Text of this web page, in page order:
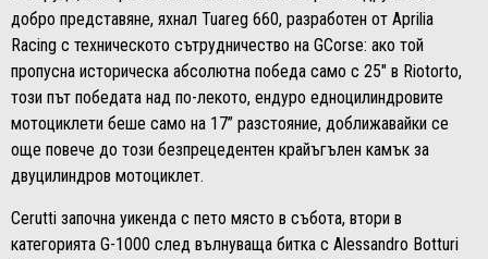
добро представяне, яхнал Tuareg 660, разработен от Aprilia
Racing с техническото сътрудничество на GCorse: ако той
пропусна историческа абсолютна победа само с 25" в Riotorto,
този път победата над по-лекото, ендуро едноцилиндровите
мотоциклети беше само на 17” разстояние, доближавайки се
още повече до този безпрецедентен крайъгълен камък за
двуцилиндров мотоциклет.
Cerutti започна уикенда с пето място в събота, втори в
категорията G-1000 след вълнуваща битка с Alessandro Botturi